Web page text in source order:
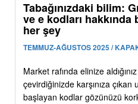
Tabağınızdaki bilim:
ve e kodları
her şey
TEMMUZ-AĞUSTOS 2025 /
Market rafında elinize
çevirdiğinizde karşınıza
başlayan kodlar gözünüzü